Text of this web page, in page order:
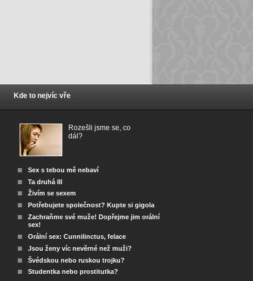
Kde to nejvíc vře
Rozešli jsme se, co
dál?
Sex s tebou mě nebaví
Ta druhá III
Živím se sexem
Potřebujete společnost? Kupte si gigola
Zachraňme své muže! Dopřejme jim orální
sex!
Orální sex: Cunnilinctus, felace
Jsou ženy víc nevěrné než muži?
Švédskou nebo ruskou trojku?
Studentka nebo prostitutka?